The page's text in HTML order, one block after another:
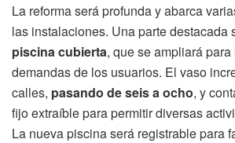
La reforma será profunda y abarca
las instalaciones. Una parte destacada
piscina cubierta, que se ampliará
demandas de los usuarios. El vaso
calles, pasando de seis a ocho, y
fijo extraíble para permitir diversas
La nueva piscina será registrable para